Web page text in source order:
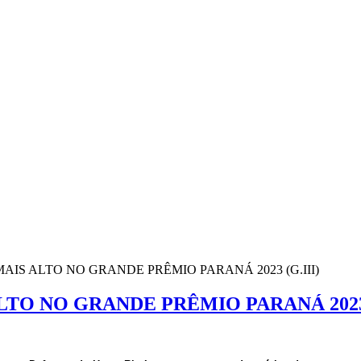
ALTO NO GRANDE PRÊMIO PARANÁ 2023 (G.III)
NO GRANDE PRÊMIO PARANÁ